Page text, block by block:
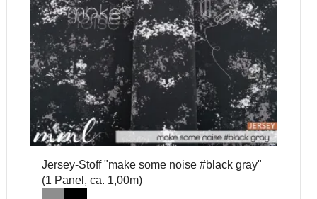
Jersey-Stoff "make some noise #black gray"
(1 Panel, ca. 1,00m)